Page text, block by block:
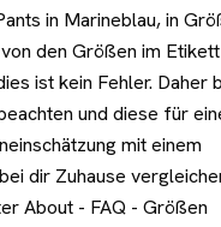
in Marineblau, in
den Größen im Etikett
ist kein Fehler. Daher
und diese für
mit einem
dir Zuhause
About - FAQ - Größen